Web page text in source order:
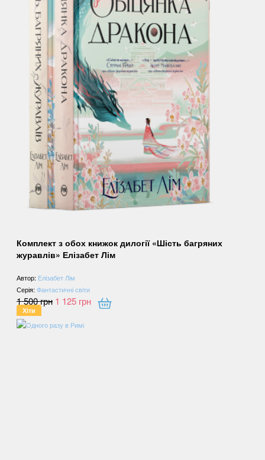
Комплект з обох книжок дилогії «Шість багряних
журавлів» Елізабет Лім
Автор: Елізабет Лім
Серія:Фантастичні світи
1 500грн 1 125 грн
Хіти